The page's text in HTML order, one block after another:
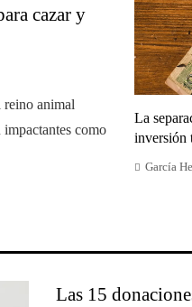
cazar y
reino animal
impactantes como
La
inversión
García
Las 15